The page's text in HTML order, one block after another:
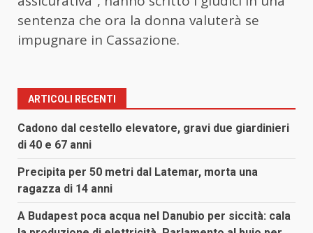
sentenza che ora la donna valuterà se
impugnare in Cassazione.
ARTICOLI RECENTI
Cadono dal cestello elevatore, gravi due giardinieri
di 40 e 67 anni
Precipita per 50 metri dal Latemar, morta una
ragazza di 14 anni
A Budapest poca acqua nel Danubio per siccità: cala